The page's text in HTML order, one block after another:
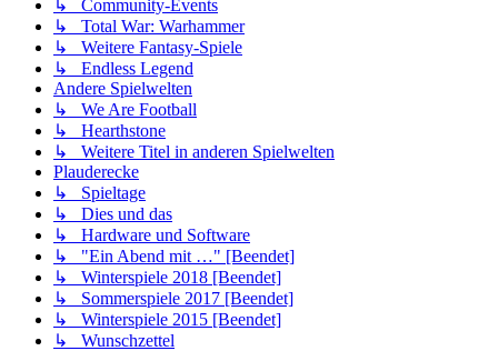
↳ Community-Events
↳ Total War: Warhammer
↳ Weitere Fantasy-Spiele
↳ Endless Legend
Andere Spielwelten
↳ We Are Football
↳ Hearthstone
↳ Weitere Titel in anderen Spielwelten
Plauderecke
↳ Spieltage
↳ Dies und das
↳ Hardware und Software
↳ "Ein Abend mit …" [Beendet]
↳ Winterspiele 2018 [Beendet]
↳ Sommerspiele 2017 [Beendet]
↳ Winterspiele 2015 [Beendet]
↳ Wunschzettel